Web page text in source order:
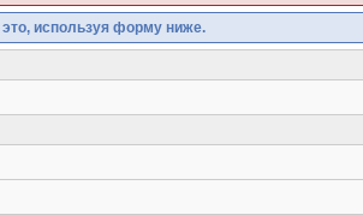
используя форму ниже.